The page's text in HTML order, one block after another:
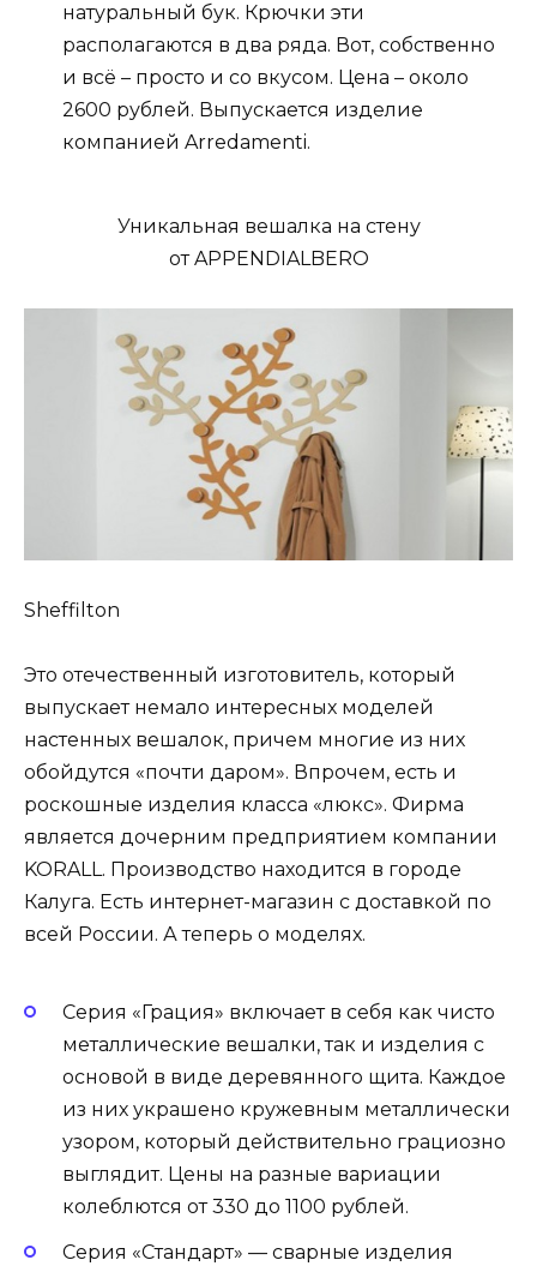
натуральный бук. Крючки эти
располагаются в два ряда. Вот, собственно
и всё – просто и со вкусом. Цена – около
2600 рублей. Выпускается изделие
компанией Arredamenti.
Уникальная вешалка на стену
от APPENDIALBERO
Sheffilton
Это отечественный изготовитель, который
выпускает немало интересных моделей
настенных вешалок, причем многие из них
обойдутся «почти даром». Впрочем, есть и
роскошные изделия класса «люкс». Фирма
является дочерним предприятием компании
KORALL. Производство находится в городе
Калуга. Есть интернет-магазин с доставкой по
всей России. А теперь о моделях.
Серия «Грация» включает в себя как чисто
металлические вешалки, так и изделия с
основой в виде деревянного щита. Каждое
из них украшено кружевным металлически
узором, который действительно грациозно
выглядит. Цены на разные вариации
колеблются от 330 до 1100 рублей.
Серия «Стандарт» — сварные изделия